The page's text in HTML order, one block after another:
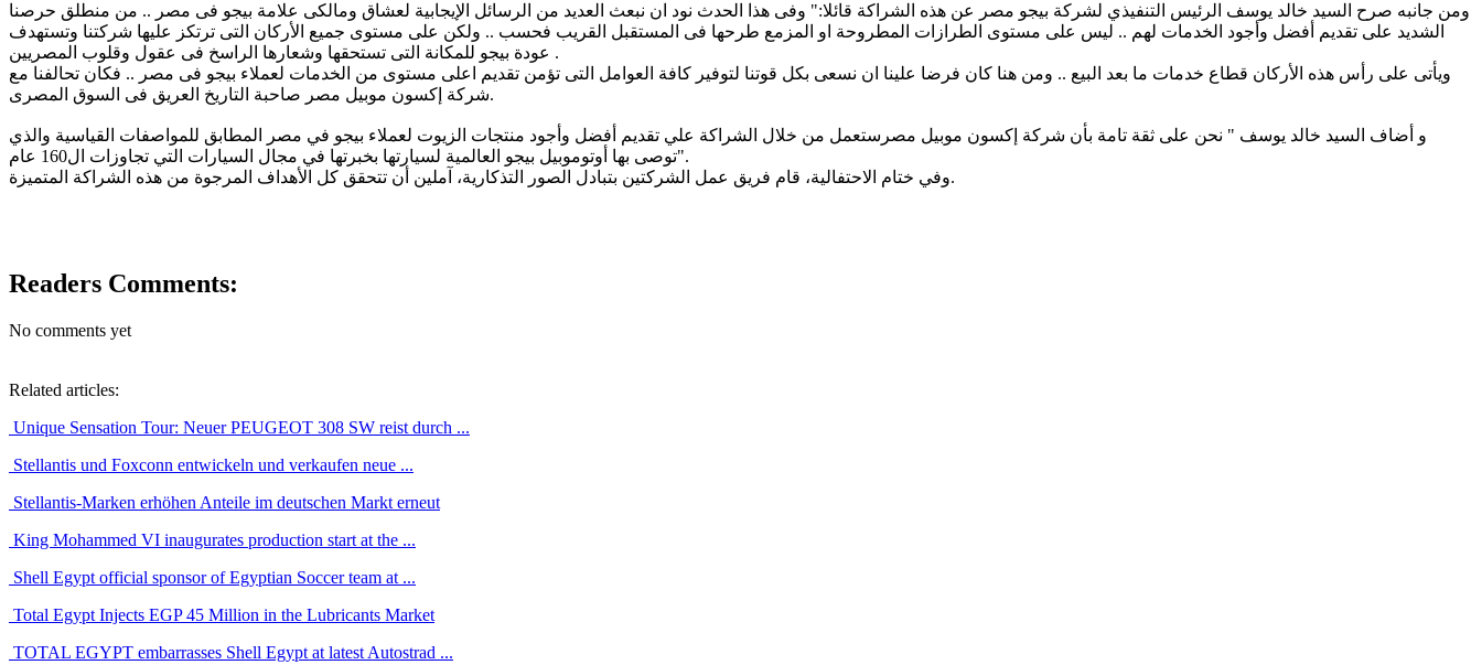
ومن جانبه صرح السيد خالد يوسف الرئيس التنفيذي لشركة بيجو مصر عن هذه الشراكة قائلا:" وفى هذا الحدث نود ان نبعث العديد من الرسائل الإيجابية لعشاق ومالكى علامة بيجو فى مصر .. من منطلق حرصنا
الشديد على تقديم أفضل وأجود الخدمات لهم .. ليس على مستوى الطرازات المطروحة او المزمع طرحها فى المستقبل القريب فحسب .. ولكن على مستوى جميع الأركان التى ترتكز عليها شركتنا وتستهدف
عودة بيجو للمكانة التى تستحقها وشعارها الراسخ فى عقول وقلوب المصريين .
ويأتى على رأس هذه الأركان قطاع خدمات ما بعد البيع .. ومن هنا كان فرضا علينا ان نسعى بكل قوتنا لتوفير كافة العوامل التى تؤمن تقديم اعلى مستوى من الخدمات لعملاء بيجو فى مصر .. فكان تحالفنا مع
شركة إكسون موبيل مصر صاحبة التاريخ العريق فى السوق المصرى.
و أضاف السيد خالد يوسف " نحن على ثقة تامة بأن شركة إكسون موبيل مصرستعمل من خلال الشراكة علي تقديم أفضل وأجود منتجات الزيوت لعملاء بيجو في مصر المطابق للمواصفات القياسية والذي
توصى بها أوتوموبيل بيجو العالمية لسيارتها بخبرتها في مجال السيارات التي تجاوزات ال160 عام".
وفي ختام الاحتفالية، قام فريق عمل الشركتين بتبادل الصور التذكارية، آملين أن تتحقق كل الأهداف المرجوة من هذه الشراكة المتميزة.
Readers Comments:
No comments yet
Related articles:
Unique Sensation Tour: Neuer PEUGEOT 308 SW reist durch ...
Stellantis und Foxconn entwickeln und verkaufen neue ...
Stellantis-Marken erhöhen Anteile im deutschen Markt erneut
King Mohammed VI inaugurates production start at the ...
Shell Egypt official sponsor of Egyptian Soccer team at ...
Total Egypt Injects EGP 45 Million in the Lubricants Market
TOTAL EGYPT embarrasses Shell Egypt at latest Autostrad ...